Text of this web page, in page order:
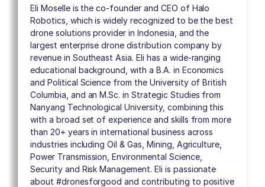
Eli Moselle is the co-founder and CEO of Halo
Robotics, which is widely recognized to be the best
drone solutions provider in Indonesia, and the
largest enterprise drone distribution company by
revenue in Southeast Asia. Eli has a wide-ranging
educational background, with a B.A. in Economics
and Political Science from the University of British
Columbia, and an M.Sc. in Strategic Studies from
Nanyang Technological University, combining this
with a broad set of experience and skills from more
than 20+ years in international business across
industries including Oil & Gas, Mining, Agriculture,
Power Transmission, Environmental Science,
Security and Risk Management. Eli is passionate
about #dronesforgood and contributing to positive